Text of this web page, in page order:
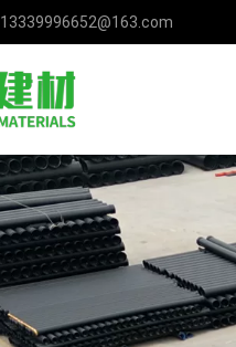
13339996652@163.com